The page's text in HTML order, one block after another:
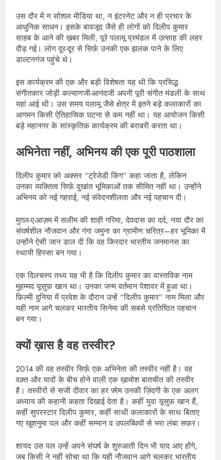
उस दौर में न सोशल मीडिया था, न इंटरनेट और न ही प्रचार के
आधुनिक साधन। इसके बावजूद जैसे ही लोगों को दिलीप कुमार
साहब के आने की ख़बर मिली, पूरे पलामू प्रमंडल में उत्साह की लहर
दौड़ गई। लोग दूर-दूर से सिर्फ़ उनकी एक झलक पाने के लिए
डाल्टनगंज पहुंचे थे।
इस कार्यक्रम की एक और बड़ी विशेषता यह थी कि प्रसिद्ध
संगीतकार जोड़ी कल्याणजी-आनंदजी अपनी पूरी संगीत मंडली के साथ
यहां आई थी। उस समय पलामू जैसे क्षेत्र में इतने बड़े कलाकारों का
आगमन किसी ऐतिहासिक घटना से कम नहीं था। यह आयोजन किसी
बड़े महानगर के सांस्कृतिक कार्यक्रम की बराबरी करता था।
अभिनेता नहीं, अभिनय की एक पूरी पाठशाला
दिलीप कुमार को अक्सर “ट्रेजेडी किंग” कहा जाता है, लेकिन
उनका व्यक्तित्व सिर्फ़ दुखांत भूमिकाओं तक सीमित नहीं था। उन्होंने
अभिनय को नई गहराई, नई संवेदनशीलता और नई पहचान दी।
मुग़ल-ए-आज़म में सलीम की शाही गरिमा, देवदास का दर्द, नया दौर का
संघर्षशील नौजवान और गंगा जमुना का ग्रामीण चरित्र—हर भूमिका में
उन्होंने ऐसी जान डाल दी कि वह किरदार भारतीय जनमानस का
स्थायी हिस्सा बन गया।
एक दिलचस्प तथ्य यह भी है कि दिलीप कुमार का वास्तविक नाम
मुहम्मद यूसुफ़ खान था। उनका जन्म वर्तमान पेशावर में हुआ था।
फ़िल्मी दुनिया में प्रवेश के दौरान उन्हें “दिलीप कुमार” नाम मिला और
यही नाम आगे चलकर भारतीय सिनेमा की सबसे प्रतिष्ठित पहचान
बन गया।
क्यों ख़ास है वह तस्वीर?
2014 की वह तस्वीर सिर्फ़ एक अभिनेता की तस्वीर नहीं है। वह
वक़्त और यादों के बीच होने वाली एक ख़ामोश बातचीत की तस्वीर
है। तस्वीरों से सजी दीवार का हर फ़्रेम उनकी ज़िंदगी के एक अलग
अध्याय की कहानी कहता दिखाई देता है। कहीं युवा यूसुफ़ खान हैं,
कहीं सुपरस्टार दिलीप कुमार, कहीं साथी कलाकारों के साथ बिताए
गए खुशनुमा पल और कहीं सम्मान व उपलब्धियों से भरा लंबा सफ़र।
शायद उस पल उन्हें अपने संघर्ष के शुरुआती दिन भी याद आए होंगे,
जब किसी ने नहीं सोचा था कि यही नौजवान आगे चलकर भारतीय